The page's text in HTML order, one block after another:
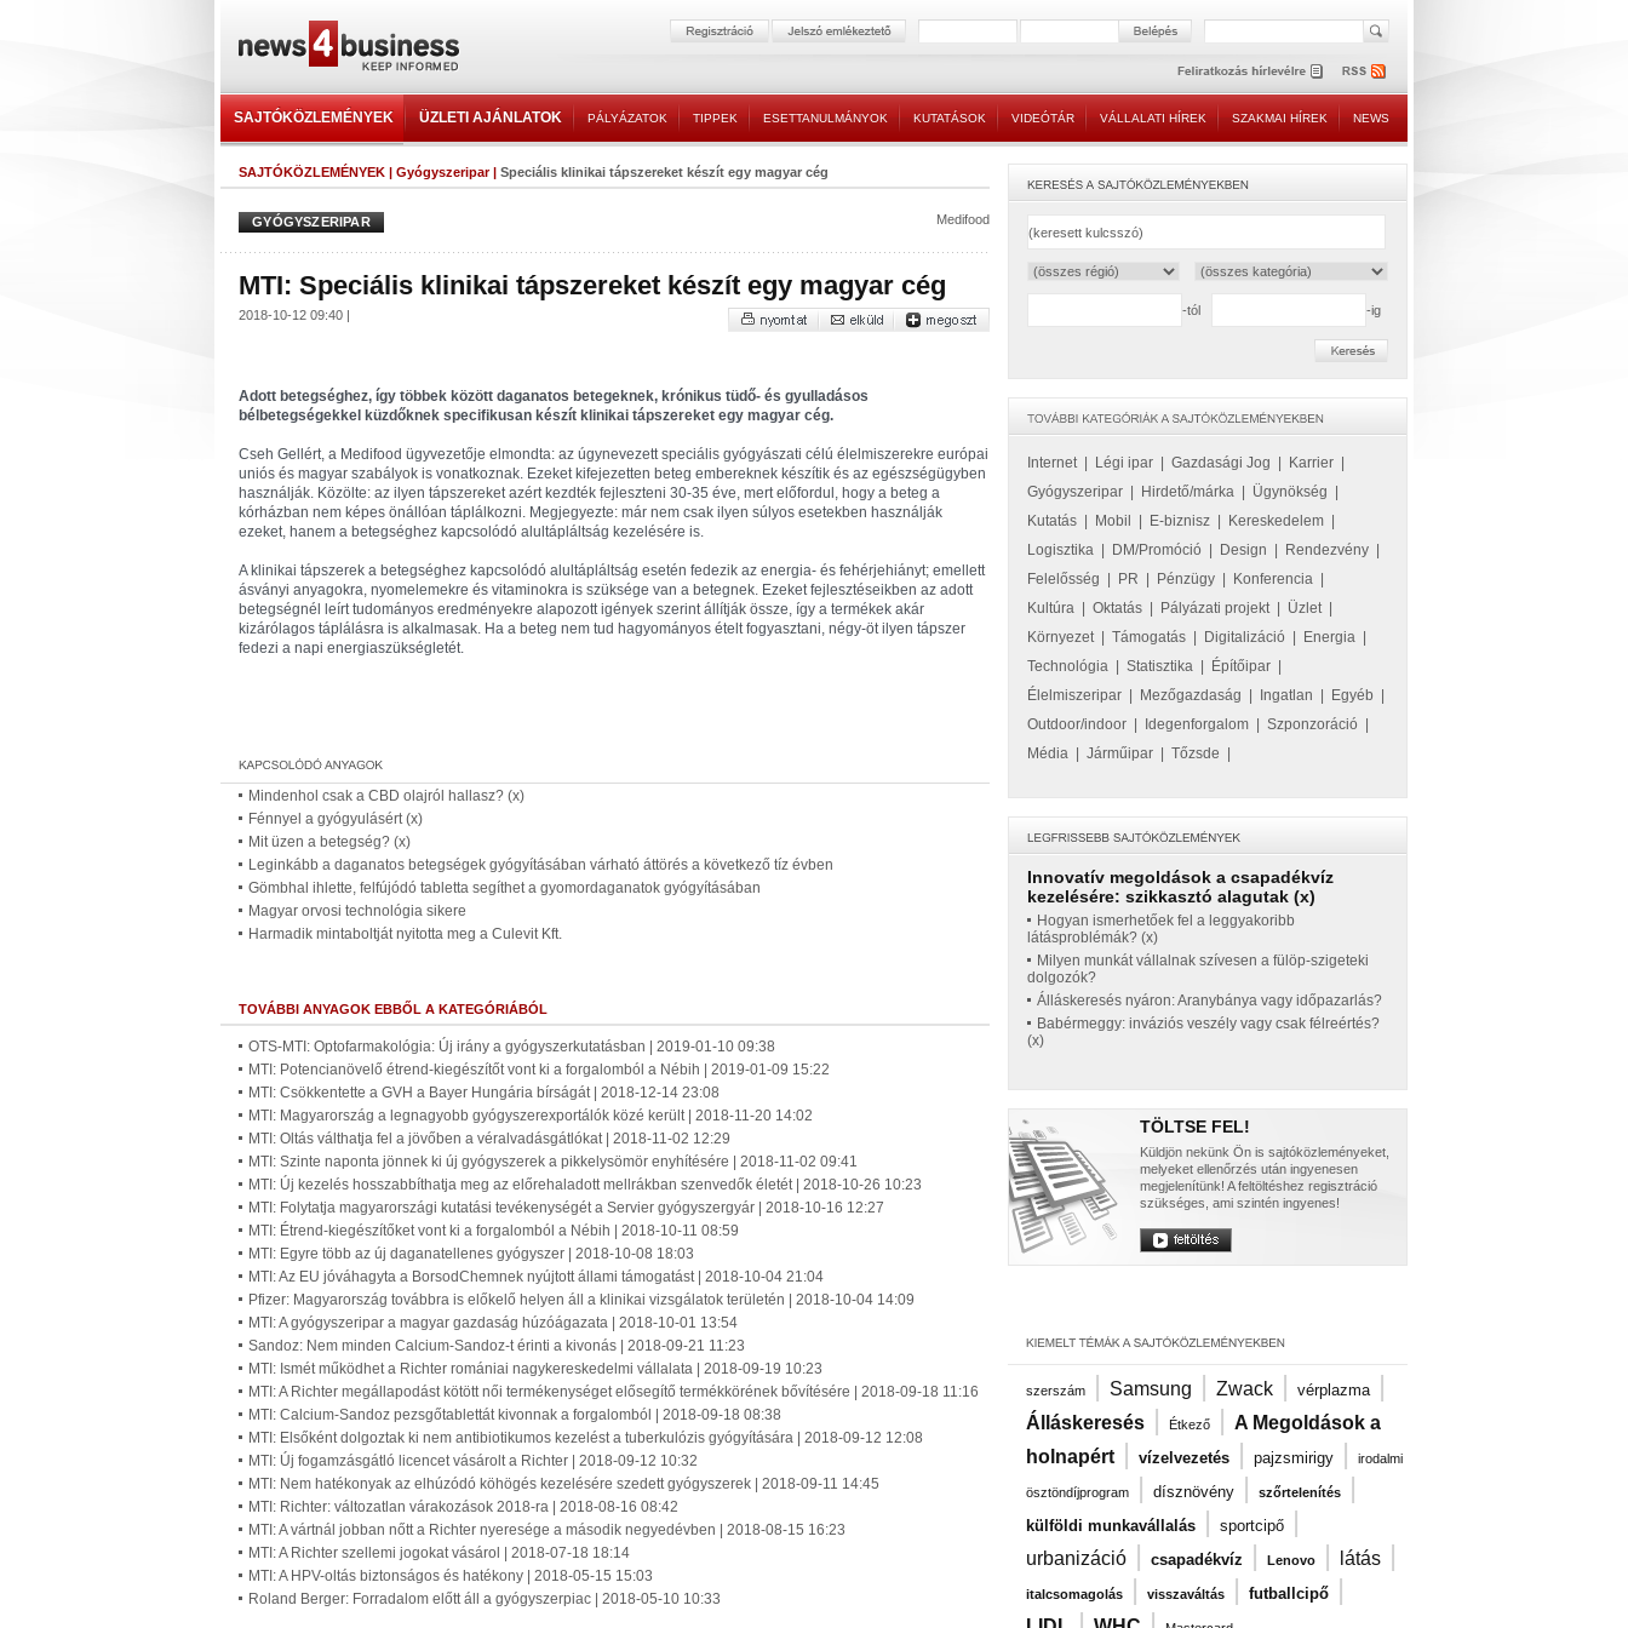
SAJTÓKÖZLEMÉNYEK ÜZLETI AJÁNLATOK PÁLYÁZATOK TIPPEK ESETTANULMÁNYOK KUTATÁSOK VIDEÓTÁR VÁLLALATI HÍREK SZAKMAI HÍREK NEWS
SAJTÓKÖZLEMÉNYEK | Gyógyszeripar| Speciális klinikai tápszereket készít egy magyar cég
GYÓGYSZERIPAR Medifood
MTI: Speciális klinikai tápszereket készít egy magyar cég
2018-10-12 09:40 |
Adott betegséghez, így többek között daganatos betegeknek, krónikus tüdő- és gyulladásos
bélbetegségekkel küzdőknek specifikusan készít klinikai tápszereket egy magyar cég.
Cseh Gellért, a Medifood ügyvezetője elmondta: az úgynevezett speciális gyógyászati célú élelmiszerekre európai
uniós és magyar szabályok is vonatkoznak. Ezeket kifejezetten beteg embereknek készítik és az egészségügyben
használják. Közölte: az ilyen tápszereket azért kezdték fejleszteni 30-35 éve, mert előfordul, hogy a beteg a
kórházban nem képes önállóan táplálkozni. Megjegyezte: már nem csak ilyen súlyos esetekben használják
ezeket, hanem a betegséghez kapcsolódó alultápláltság kezelésére is.
A klinikai tápszerek a betegséghez kapcsolódó alultápláltság esetén fedezik az energia- és fehérjehiányt; emellett
ásványi anyagokra, nyomelemekre és vitaminokra is szüksége van a betegnek. Ezeket fejlesztéseikben az adott
betegségnél leírt tudományos eredményekre alapozott igények szerint állítják össze, így a termékek akár
kizárólagos táplálásra is alkalmasak. Ha a beteg nem tud hagyományos ételt fogyasztani, négy-öt ilyen tápszer
fedezi a napi energiaszükségletét.
Mindenhol csak a CBD olajról hallasz? (x)
Fénnyel a gyógyulásért (x)
Mit üzen a betegség? (x)
Leginkább a daganatos betegségek gyógyításában várható áttörés a következő tíz évben
Gömbhal ihlette, felfújódó tabletta segíthet a gyomordaganatok gyógyításában
Magyar orvosi technológia sikere
Harmadik mintaboltját nyitotta meg a Culevit Kft.
TOVÁBBI ANYAGOK EBBŐL A KATEGÓRIÁBÓL
OTS-MTI: Optofarmakológia: Új irány a gyógyszerkutatásban | 2019-01-10 09:38
MTI: Potencianövelő étrend-kiegészítőt vont ki a forgalomból a Nébih | 2019-01-09 15:22
MTI: Csökkentette a GVH a Bayer Hungária bírságát | 2018-12-14 23:08
MTI: Magyarország a legnagyobb gyógyszerexportálók közé került | 2018-11-20 14:02
MTI: Oltás válthatja fel a jövőben a véralvadásgátlókat | 2018-11-02 12:29
MTI: Szinte naponta jönnek ki új gyógyszerek a pikkelysömör enyhítésére | 2018-11-02 09:41
MTI: Új kezelés hosszabbíthatja meg az előrehaladott mellrákban szenvedők életét | 2018-10-26 10:23
MTI: Folytatja magyarországi kutatási tevékenységét a Servier gyógyszergyár | 2018-10-16 12:27
MTI: Étrend-kiegészítőket vont ki a forgalomból a Nébih | 2018-10-11 08:59
MTI: Egyre több az új daganatellenes gyógyszer | 2018-10-08 18:03
MTI: Az EU jóváhagyta a BorsodChemnek nyújtott állami támogatást | 2018-10-04 21:04
Pfizer: Magyarország továbbra is előkelő helyen áll a klinikai vizsgálatok területén | 2018-10-04 14:09
MTI: A gyógyszeripar a magyar gazdaság húzóágazata | 2018-10-01 13:54
Sandoz: Nem minden Calcium-Sandoz-t érinti a kivonás | 2018-09-21 11:23
MTI: Ismét működhet a Richter romániai nagykereskedelmi vállalata | 2018-09-19 10:23
MTI: A Richter megállapodást kötött női termékenységet elősegítő termékkörének bővítésére | 2018-09-18 11:16
MTI: Calcium-Sandoz pezsgőtablettát kivonnak a forgalomból | 2018-09-18 08:38
MTI: Elsőként dolgoztak ki nem antibiotikumos kezelést a tuberkulózis gyógyítására | 2018-09-12 12:08
MTI: Új fogamzásgátló licencet vásárolt a Richter | 2018-09-12 10:32
MTI: Nem hatékonyak az elhúzódó köhögés kezelésére szedett gyógyszerek | 2018-09-11 14:45
MTI: Richter: változatlan várakozások 2018-ra | 2018-08-16 08:42
MTI: A vártnál jobban nőtt a Richter nyeresége a második negyedévben | 2018-08-15 16:23
MTI: A Richter szellemi jogokat vásárol | 2018-07-18 18:14
MTI: A HPV-oltás biztonságos és hatékony | 2018-05-15 15:03
Roland Berger: Forradalom előtt áll a gyógyszerpiac | 2018-05-10 10:33
-tól -ig
Internet| Légi ipar Gazdasági Jog Karrier
Gyógyszeripar
Hirdető/márka Ügynökség
Kutatás
Mobil E-biznisz Kereskedelem
Logisztika
DM/Promóció Design Rendezvény
Felelősség
PR Pénzügy Konferencia
Kultúra
Oktatás Pályázati projekt| Üzlet|
Környezet| Támogatás Digitalizáció Energia
Technológia
Statisztika Építőipar
Élelmiszeripar
Mezőgazdaság Ingatlan Egyéb
Outdoor/indoor
Idegenforgalom Szponzoráció
Média
Járműipar Tőzsde
Innovatív megoldások a csapadékvíz
kezelésére: szikkasztó alagutak (x)
Hogyan ismerhetőek fel a leggyakoribb
látásproblémák? (x)
Milyen munkát vállalnak szívesen a fülöp-szigeteki
dolgozók?
Álláskeresés nyáron: Aranybánya vagy időpazarlás?
Babérmeggy: inváziós veszély vagy csak félreértés?
(x)
TÖLTSE FEL!
Küldjön nekünk Ön is sajtóközleményeket,
melyeket ellenőrzés után ingyenesen
megjelenítünk! A feltöltéshez regisztráció
szükséges, ami szintén ingyenes!
szerszám | Samsung | Zwack | vérplazma |
Álláskeresés | Étkező | A Megoldások a
holnapért | vízelvezetés | pajzsmirigy | irodalmi
ösztöndíjprogram | dísznövény | szőrtelenítés |
külföldi munkavállalás | sportcipő |
urbanizáció | csapadékvíz | Lenovo | látás |
italcsomagolás | visszaváltás | futballcipő |